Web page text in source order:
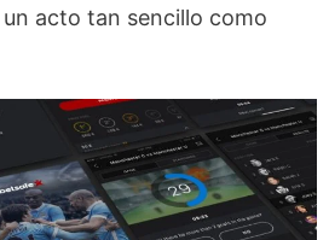
acto tan sencillo como